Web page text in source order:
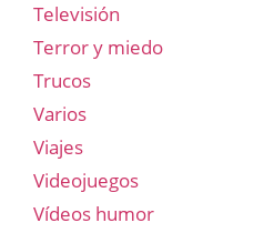
Televisión
Terror y miedo
Trucos
Varios
Viajes
Videojuegos
Vídeos humor